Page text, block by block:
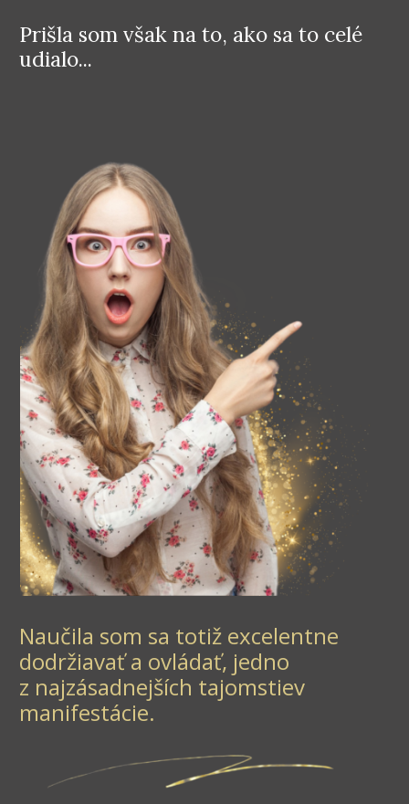
Prišla som však na to, ako sa to celé
udialo...
Naučila som sa totiž excelentne
dodržiavať a ovládať, jedno
z najzásadnejších tajomstiev
manifestácie.